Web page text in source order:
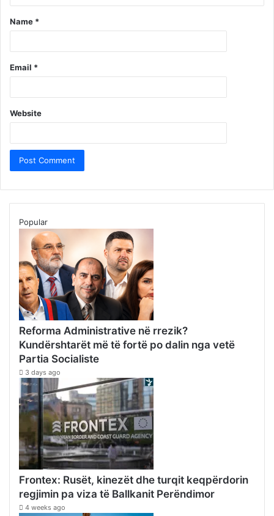
Name *
Email *
Website
Popular
Reforma Administrative në rrezik?
Kundërshtarët më të fortë po dalin nga vetë
Partia Socialiste
3 days ago
Frontex: Rusët, kinezët dhe turqit keqpërdorin
regjimin pa viza të Ballkanit Perëndimor
4 weeks ago